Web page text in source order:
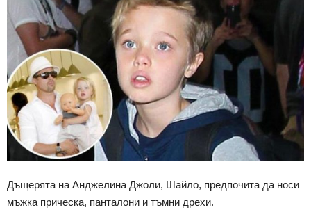
Дъщерята на Анджелина Джоли, Шайло, предпочита да носи
мъжка прическа, панталони и тъмни дрехи.